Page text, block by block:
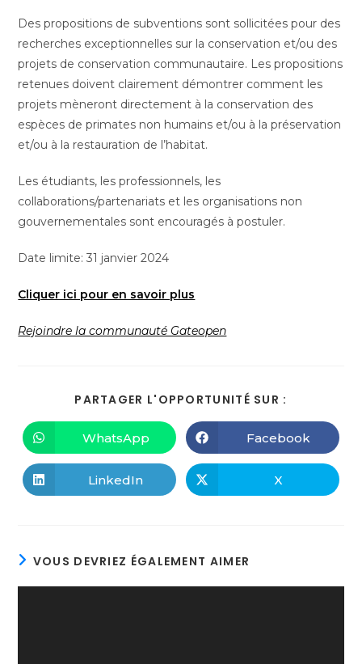
Des propositions de subventions sont sollicitées pour des
recherches exceptionnelles sur la conservation et/ou des
projets de conservation communautaire. Les propositions
retenues doivent clairement démontrer comment les
projets mèneront directement à la conservation des
espèces de primates non humains et/ou à la préservation
et/ou à la restauration de l’habitat.
Les étudiants, les professionnels, les
collaborations/partenariats et les organisations non
gouvernementales sont encouragés à postuler.
Date limite: 31 janvier 2024
Cliquer ici pour en savoir plus
Rejoindre la communauté Gateopen
PARTAGER L'OPPORTUNITÉ SUR :
WhatsApp Facebook
LinkedIn X
VOUS DEVRIEZ ÉGALEMENT AIMER